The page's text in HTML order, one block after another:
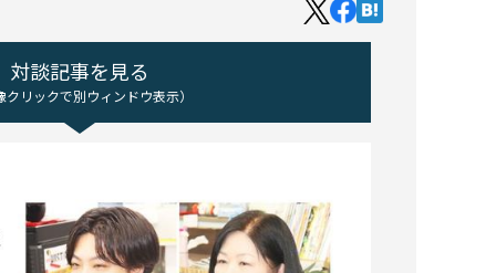
対談記事を見る
クリックで別ウィンドウ表示）